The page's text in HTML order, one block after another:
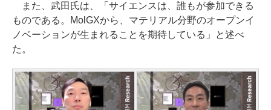
また、武田氏は、「サイエンスは、誰もが参加できる
ものである。MolGXから、マテリアル分野のオープンイ
ノベーションが生まれることを期待している」と述べ
た。